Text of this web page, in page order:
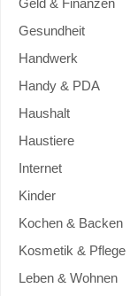
Gesundheit
Handwerk
Handy & PDA
Haushalt
Haustiere
Internet
Kinder
Kochen & Backen
Kosmetik & Pflege
Leben & Wohnen